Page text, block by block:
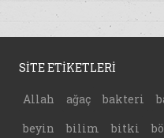
SİTE ETİKETLERİ
Allah ağaç bakteri
beyin
bilim bitki